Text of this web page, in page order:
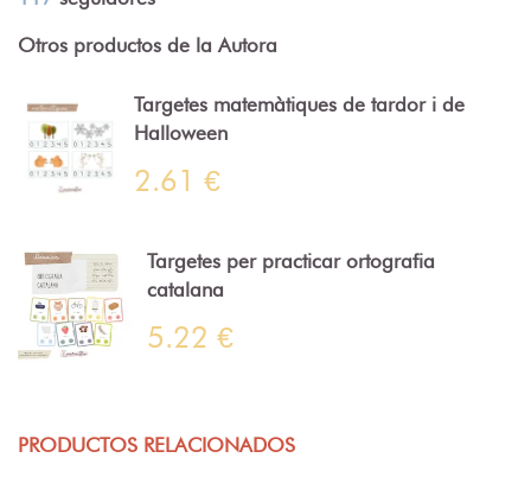
Otros productos de la Autora
Targetes matemàtiques de tardor i de
Halloween
2.61 €
Targetes per practicar ortografia
catalana
5.22 €
PRODUCTOS RELACIONADOS